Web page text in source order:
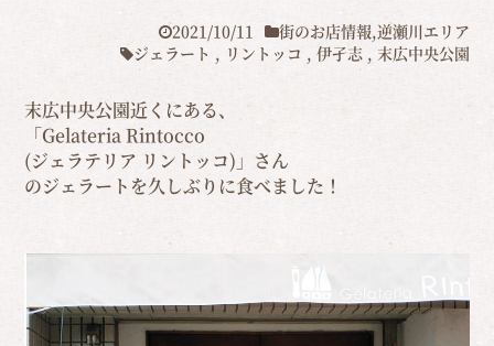
2021/10/11 街のお店情報,逆瀬川エリア
ジェラート , リントッコ , 伊孑志, 末広中央公園
末広中央公園近くにある、
「Gelateria Rintocco
(ジェラテリア リントッコ)」さん
のジェラートを久しぶりに食べました！